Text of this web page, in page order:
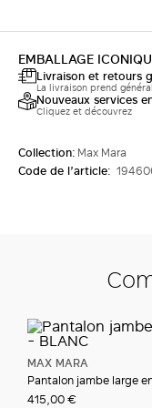
EMBALLAGE
Livraison et retours
La livraison prend
Nouveaux services
Cliquez et découvrez
Collection: Max Mara
Code de l’article:
MAX MARA
Pantalon jambe large
415,00 €